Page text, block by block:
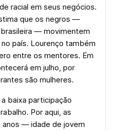
racial em seus negócios.
que os negros —
— movimentem
país. Lourenço também
entre os mentores. Em
em julho, por
são mulheres.
baixa participação
Por aqui, as
anos — idade de jovem